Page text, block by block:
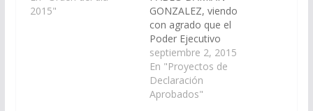
Régimen Previsional 1.-
2015"
GONZALEZ, viendo
con agrado que el
Poder Ejecutivo
Provincial, incluya en el
Proyecto de
Presupuesto General
de la Provincia -
septiembre 2, 2015
En "Proyectos de
Declaración
Aprobados"